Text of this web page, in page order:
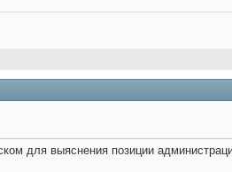
для выяснения позиции